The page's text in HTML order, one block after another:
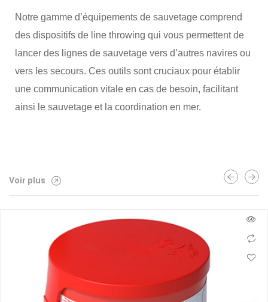
Notre gamme d’équipements de sauvetage comprend
des dispositifs de line throwing qui vous permettent de
lancer des lignes de sauvetage vers d’autres navires ou
vers les secours. Ces outils sont cruciaux pour établir
une communication vitale en cas de besoin, facilitant
ainsi le sauvetage et la coordination en mer.
Voir plus